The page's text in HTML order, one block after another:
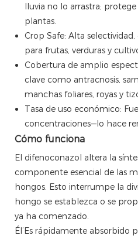
lluvia no lo arrastra;
plantas.
Crop Safe: Alta
para frutas, verduras y
Cobertura de amplio
clave como antracnosis,
manchas foliares, royas y
Tasa de uso económico:
concentraciones—lo hace
Cómo funciona
El difenoconazol altera la
componente esencial de las
hongos. Esto interrumpe la
hongo se establezca o se
ya ha comenzado.
Él’Es rápidamente absorbido